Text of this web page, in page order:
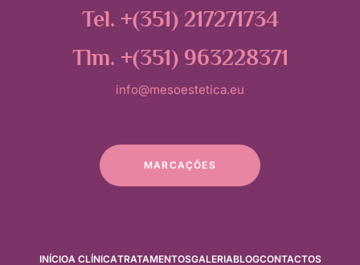
Tel. +(351) 217271734
Tlm. +(351) 963228371
info@mesoestetica.eu
MARCAÇÕES
INÍCIOA CLÍNICATRATAMENTOSGALERIABLOGCONTACTOS